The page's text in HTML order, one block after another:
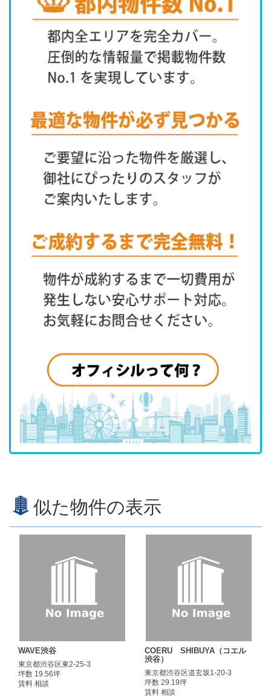
似た物件の表示
WAVE渋谷
東京都渋谷区東2-25-3
坪数 19.56坪
賃料 相談
COERU SHIBUYA（コエル
渋谷）
東京都渋谷区道玄坂1-20-3
坪数 29.19坪
賃料 相談